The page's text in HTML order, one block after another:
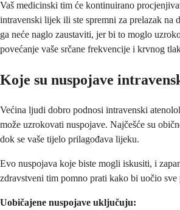
Vaš medicinski tim će kontinuirano
intravenski lijek ili ste spremni za prelazak na
ga neće naglo zaustaviti, jer bi to moglo
povećanje vaše srčane frekvencije i krvnog
Koje su nuspojave
Većina ljudi dobro podnosi intravenski
može uzrokovati nuspojave. Najčešće su
dok se vaše tijelo prilagođava lijeku.
Evo nuspojava koje biste mogli iskusiti, i
zdravstveni tim pomno prati kako bi uočio sve
Uobičajene nuspojave uključuju: